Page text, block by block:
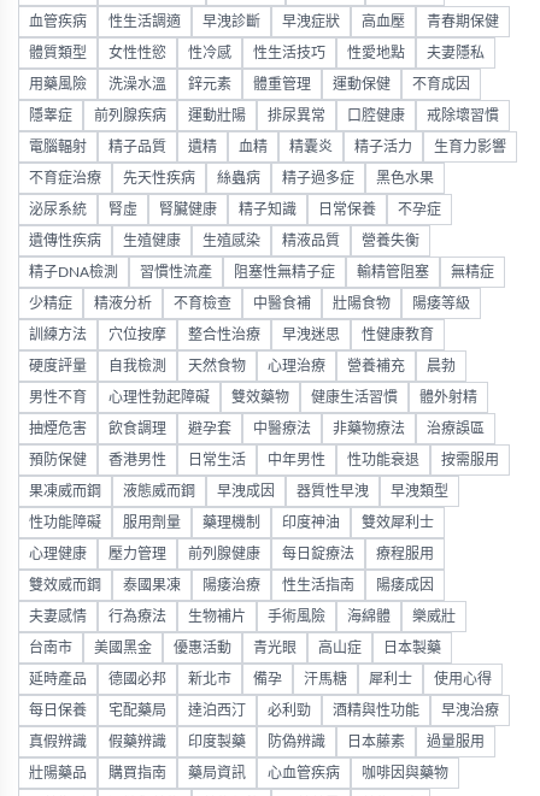
血管疾病 性生活調適 早洩診斷 早洩症狀 高血壓 青春期保健
體質類型 女性性慾 性冷感 性生活技巧 性愛地點 夫妻隱私
用藥風險 洗澡水溫 鋅元素 體重管理 運動保健 不育成因
隱睾症 前列腺疾病 運動壯陽 排尿異常 口腔健康 戒除壞習慣
電腦輻射 精子品質 遺精 血精 精囊炎 精子活力 生育力影響
不育症治療 先天性疾病 絲蟲病 精子過多症 黑色水果
泌尿系統 腎虛 腎臟健康 精子知識 日常保養 不孕症
遺傳性疾病 生殖健康 生殖感染 精液品質 營養失衡
精子DNA檢測 習慣性流產 阻塞性無精子症 輸精管阻塞 無精症
少精症 精液分析 不育檢查 中醫食補 壯陽食物 陽痿等級
訓練方法 穴位按摩 整合性治療 早洩迷思 性健康教育
硬度評量 自我檢測 天然食物 心理治療 營養補充 晨勃
男性不育 心理性勃起障礙 雙效藥物 健康生活習慣 體外射精
抽煙危害 飲食調理 避孕套 中醫療法 非藥物療法 治療誤區
預防保健 香港男性 日常生活 中年男性 性功能衰退 按需服用
果凍威而鋼 液態威而鋼 早洩成因 器質性早洩 早洩類型
性功能障礙 服用劑量 藥理機制 印度神油 雙效犀利士
心理健康 壓力管理 前列腺健康 每日錠療法 療程服用
雙效威而鋼 泰國果凍 陽痿治療 性生活指南 陽痿成因
夫妻感情 行為療法 生物補片 手術風險 海綿體 樂威壯
台南市 美國黑金 優惠活動 青光眼 高山症 日本製藥
延時產品 德國必邦 新北市 備孕 汗馬糖 犀利士 使用心得
每日保養 宅配藥局 達泊西汀 必利勁 酒精與性功能 早洩治療
真假辨識 假藥辨識 印度製藥 防偽辨識 日本藤素 過量服用
壯陽藥品 購買指南 藥局資訊 心血管疾病 咖啡因與藥物